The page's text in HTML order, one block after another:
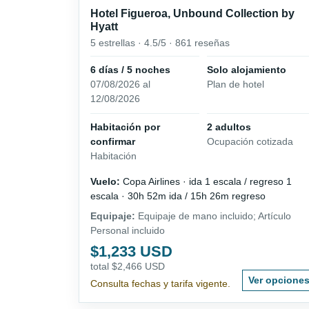
Hotel Figueroa, Unbound Collection by
Hyatt
5 estrellas · 4.5/5 · 861 reseñas
6 días / 5 noches
07/08/2026 al
12/08/2026
Solo alojamiento
Plan de hotel
Habitación por
confirmar
Habitación
2 adultos
Ocupación cotizada
Vuelo: Copa Airlines · ida 1 escala / regreso 1
escala · 30h 52m ida / 15h 26m regreso
Equipaje: Equipaje de mano incluido; Artículo
Personal incluido
$1,233 USD
total $2,466 USD
Consulta fechas y tarifa vigente.
Ver